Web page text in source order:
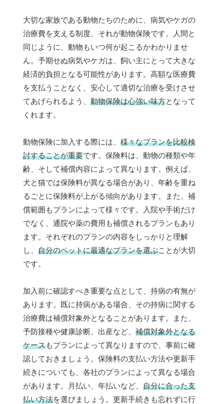
大切な家族である動物たちのために、病気やケガの
治療費を支える制度、それが動物保険です。人間と
同じように、動物もいつ何が起こるかわかりませ
ん。予期せぬ病気やケガは、飼い主にとって大きな
経済的負担となる可能性があります。高額な医療費
を支払うことなく、安心して適切な治療を受けさせ
てあげられるよう、 動物保険は心強い味方となって
くれます。
動物保険に加入する際には、 様々なプランを比較検
討することが重要です。保険料は、動物の種類や年
齢、そして補償内容によって異なります。例えば、
犬と猫では保険料が異なる場合があり、年齢を重ね
るごとに保険料が上がる傾向があります。また、補
償範囲もプランによって様々です。入院や手術だけ
でなく、通院や薬の費用も補償されるプランもあり
ます。それぞれのプランの内容をしっかりと理解
し、 自分のペットに最適なプランを選ぶことが大切
です。
加入前に確認すべき重要な点として、持病の有無が
あります。既に持病がある場合、その持病に関する
治療費は補償対象外となることがあります。また、
予防接種や健康診断、出産など、 補償対象外となる
ケースもプランによって異なりますので、事前に確
認しておきましょう。保険料の支払い方法や更新手
続きについても、各社のプランによって異なる場合
があります。月払い、年払いなど、 自分に合った支
払い方法を選びましょう。更新手続きも忘れずに行